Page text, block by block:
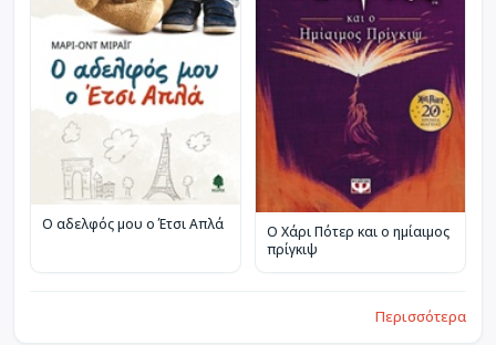
Ο αδελφός μου ο Έτσι Απλά
Ο Χάρι Πότερ και ο ημίαιμος
πρίγκιψ
Περισσότερα